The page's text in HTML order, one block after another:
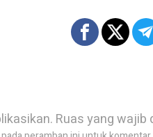
Ruas yang wajib